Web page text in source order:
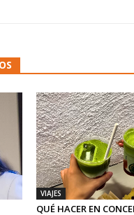
VIAJES
QUÉ HACER EN